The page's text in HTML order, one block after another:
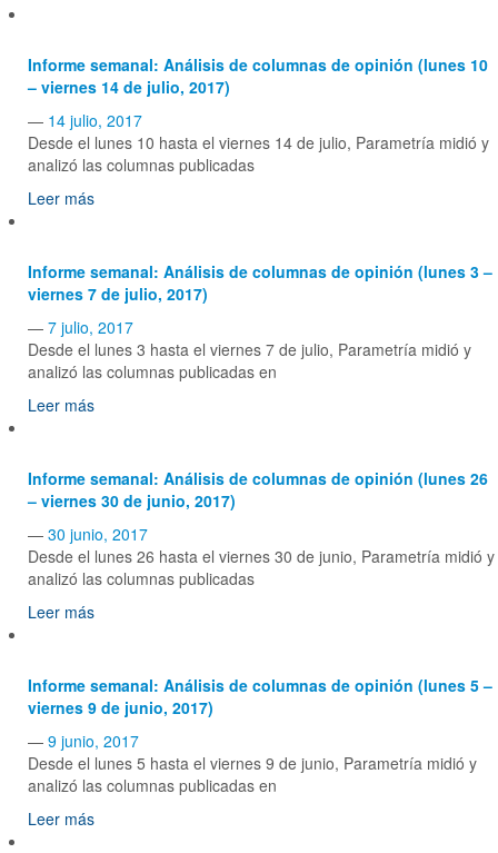
Informe semanal: Análisis de columnas de opinión (lunes 10
– viernes 14 de julio, 2017)
— 14 julio, 2017
Desde el lunes 10 hasta el viernes 14 de julio, Parametría midió y
analizó las columnas publicadas
Leer más
Informe semanal: Análisis de columnas de opinión (lunes 3 –
viernes 7 de julio, 2017)
— 7 julio, 2017
Desde el lunes 3 hasta el viernes 7 de julio, Parametría midió y
analizó las columnas publicadas en
Leer más
Informe semanal: Análisis de columnas de opinión (lunes 26
– viernes 30 de junio, 2017)
— 30 junio, 2017
Desde el lunes 26 hasta el viernes 30 de junio, Parametría midió y
analizó las columnas publicadas
Leer más
Informe semanal: Análisis de columnas de opinión (lunes 5 –
viernes 9 de junio, 2017)
— 9 junio, 2017
Desde el lunes 5 hasta el viernes 9 de junio, Parametría midió y
analizó las columnas publicadas en
Leer más